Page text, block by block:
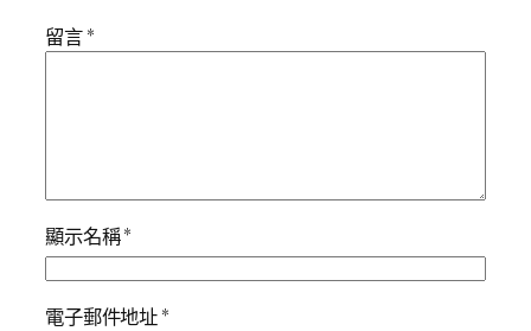
留言*
顯示名稱*
電子郵件地址*